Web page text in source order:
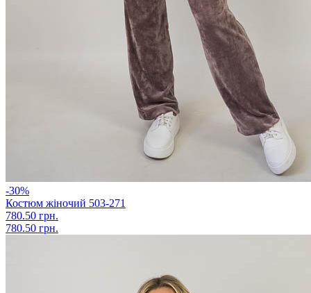
-30%
Костюм жіночий 503-271
780.50 грн.
780.50 грн.